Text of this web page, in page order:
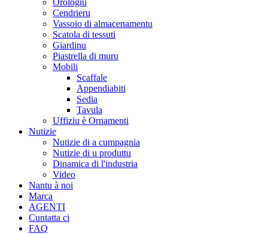
Orologiu
Cendrieru
Vassoio di almacenamentu
Scatola di tessuti
Giardinu
Piastrella di muru
Mobili
Scaffale
Appendiabiti
Sedia
Tavula
Uffiziu è Ornamenti
Nutizie
Nutizie di a cumpagnia
Nutizie di u produttu
Dinamica di l'industria
Video
Nantu à noi
Marca
AGENTI
Cuntatta ci
FAQ